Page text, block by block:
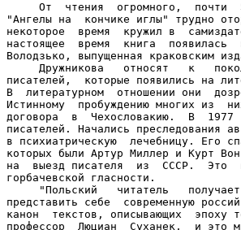
От  чтения  огромного,  почти
"Ангелы на  кончике иглы" трудно
некоторое  время  кружил в
настоящее  время  книга
Володзько, выпущенная краковским
Дружникова   относят   к
писателей,  которые появились на
В  литературном  отношении они
Истинному  пробуждению многих из
договора  в  Чехословакию.  В
писателей. Начались преследования
в психиатрическую  лечебницу. Его
которых были Артур Миллер и Курт
на  выезд писателя  из  СССР.  Это
горбачевской гласности.
"Польский   читатель
представить себе  современную
канон  текстов, описывающих
профессор  Люциан  Суханек,  и это